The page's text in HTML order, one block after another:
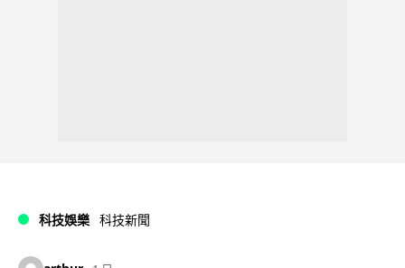
科技娛樂 科技新聞